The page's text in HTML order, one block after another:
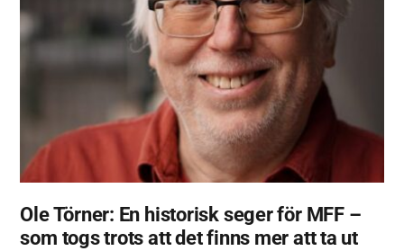
Ole Törner: En historisk seger för MFF –
som togs trots att det finns mer att ta ut